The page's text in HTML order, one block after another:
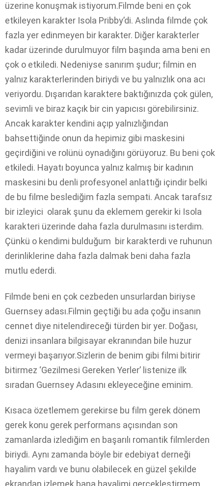
üzerine konuşmak istiyorum.Filmde beni en çok
etkileyen karakter Isola Pribby’di. Aslında filmde çok
fazla yer edinmeyen bir karakter. Diğer karakterler
kadar üzerinde durulmuyor film başında ama beni en
çok o etkiledi. Nedeniyse sanırım şudur; filmin en
yalnız karakterlerinden biriydi ve bu yalnızlık ona acı
veriyordu. Dışarıdan karaktere baktığınızda çok gülen,
sevimli ve biraz kaçık bir cin yapıcısı görebilirsiniz.
Ancak karakter kendini açıp yalnızlığından
bahsettiğinde onun da hepimiz gibi maskesini
geçirdiğini ve rolünü oynadığını görüyoruz. Bu beni çok
etkiledi. Hayatı boyunca yalnız kalmış bir kadının
maskesini bu denli profesyonel anlattığı içindir belki
de bu filme beslediğim fazla sempati. Ancak tarafsız
bir izleyici olarak şunu da eklemem gerekir ki Isola
karakteri üzerinde daha fazla durulmasını isterdim.
Çünkü o kendimi bulduğum bir karakterdi ve ruhunun
derinliklerine daha fazla dalmak beni daha fazla
mutlu ederdi.
Filmde beni en çok cezbeden unsurlardan biriyse
Guernsey adası.Filmin geçtiği bu ada çoğu insanın
cennet diye nitelendireceği türden bir yer. Doğası,
denizi insanlara bilgisayar ekranından bile huzur
vermeyi başarıyor.Sizlerin de benim gibi filmi bitirir
bitirmez ‘Gezilmesi Gereken Yerler’ listenize ilk
sıradan Guernsey Adasını ekleyeceğine eminim.
Kısaca özetlemem gerekirse bu film gerek dönem
gerek konu gerek performans açısından son
zamanlarda izlediğim en başarılı romantik filmlerden
biriydi. Aynı zamanda böyle bir edebiyat derneği
hayalim vardı ve bunu olabilecek en güzel şekilde